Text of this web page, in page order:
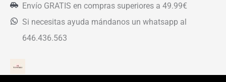
Envío GRATIS en compras superiores a 49.99€
Si necesitas ayuda mándanos un whatsapp al
646.436.563